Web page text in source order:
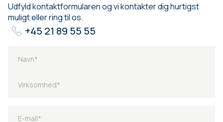
Udfyld kontaktformularen og vi kontakter dig hurtigst
muligt eller ring til os.
+45 21 89 55 55